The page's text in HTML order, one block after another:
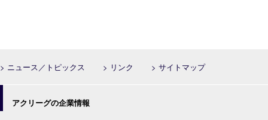
> ニュース／トピックス > リンク > サイトマップ
アクリーグの企業情報